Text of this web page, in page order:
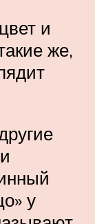
и
же,
у